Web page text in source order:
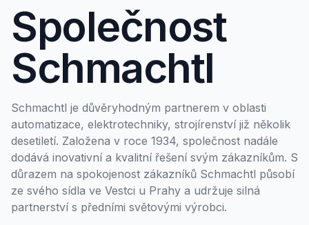
Společnost
Schmachtl
Schmachtl je důvěryhodným partnerem v oblasti
automatizace, elektrotechniky, strojírenství již několik
desetiletí. Založena v roce 1934, společnost nadále
dodává inovativní a kvalitní řešení svým zákazníkům. S
důrazem na spokojenost zákazníků Schmachtl působí
ze svého sídla ve Vestci u Prahy a udržuje silná
partnerství s předními světovými výrobci.